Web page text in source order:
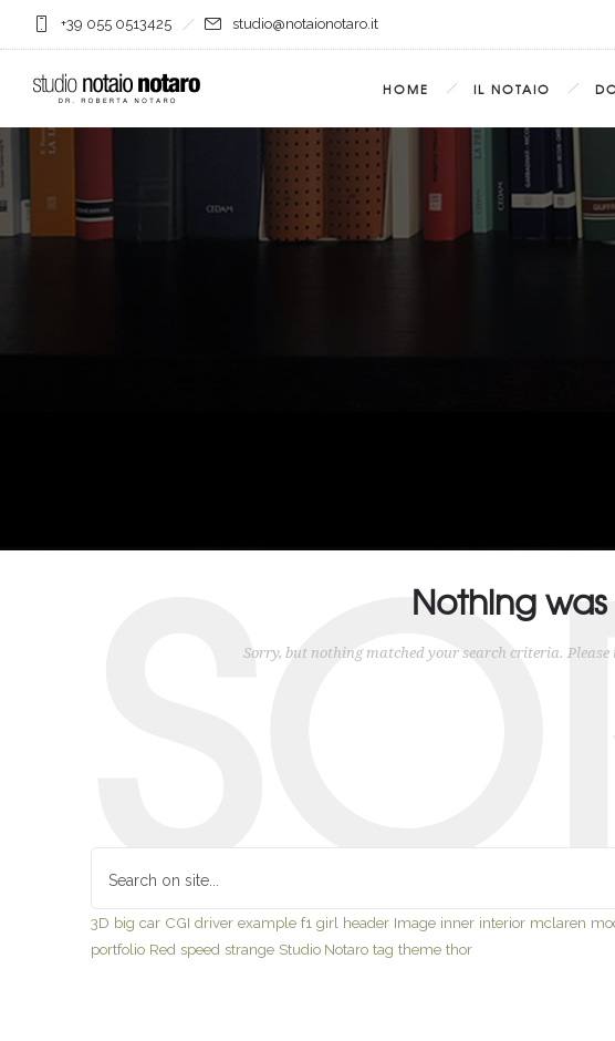
+39 055 0513425 studio@notaionotaro.it
HOME IL NOTAIO
Nothing
Sorry, but nothing matched your search criteria.
3D big car CGI driver example f1 girl header Image inner interior mclaren
portfolio Red speed strange Studio Notaro tag theme thor